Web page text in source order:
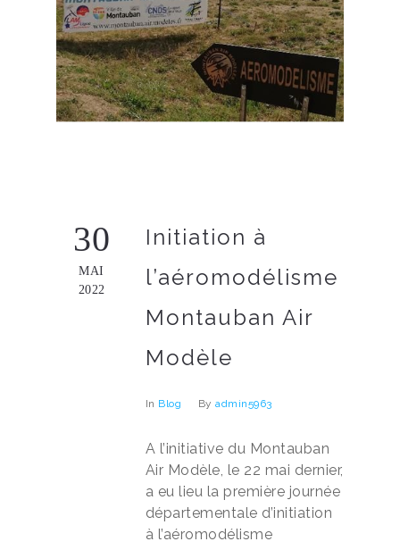
30
MAI
2022
Initiation à
l’aéromodélisme
Montauban Air
Modèle
In Blog Byadmin5963
A l’initiative du Montauban
Air Modèle, le 22 mai dernier,
a eu lieu la première journée
départementale d’initiation
à l’aéromodélisme